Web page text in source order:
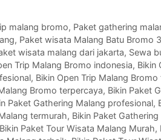
malang bromo, Paket gathering
, Paket wisata Malang Batu Bromo
wisata malang dari jakarta, Sewa
Trip Malang Bromo indonesia, Bikin
, Bikin Open Trip Malang Bromo
Bromo terpercaya, Bikin Paket
Paket Gathering Malang profesional,
termurah, Bikin Paket
Bikin Paket Tour Wisata Malang Murah,